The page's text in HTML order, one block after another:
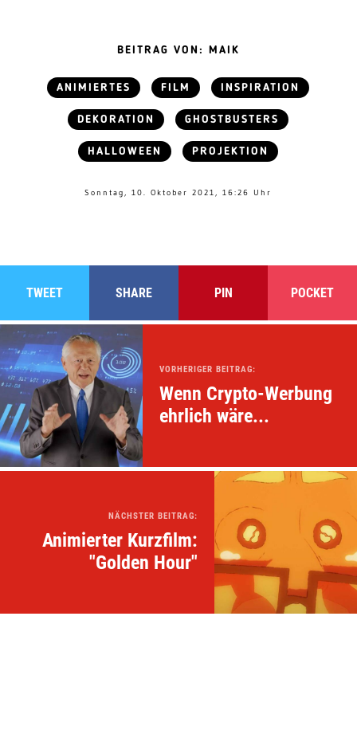
BEITRAG VON: MAIK
ANIMIERTES FILM INSPIRATION
DEKORATION GHOSTBUSTERS
HALLOWEEN PROJEKTION
Sonntag, 10. Oktober 2021, 16:26 Uhr
TWEET SHARE PIN POCKET
VORHERIGER BEITRAG:
Wenn Crypto-Werbung
ehrlich wäre...
NÄCHSTER BEITRAG:
Animierter Kurzfilm:
"Golden Hour"